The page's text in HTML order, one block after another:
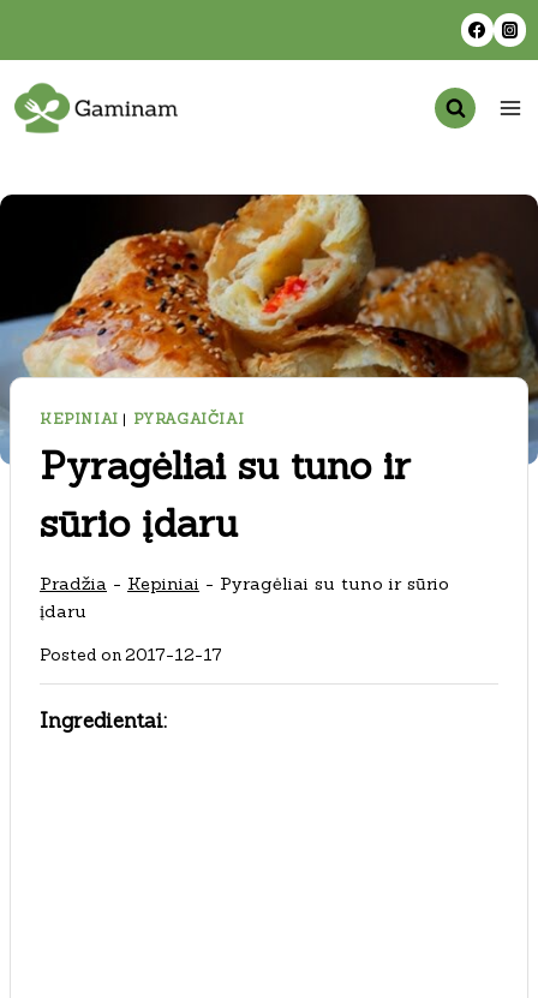
content
KEPINIAI | PYRAGAIČIAI
Pyragėliai su tuno ir
sūrio įdaru
Pradžia - Kepiniai - Pyragėliai su tuno ir sūrio
įdaru
Posted on2017-12-17
Ingredientai: